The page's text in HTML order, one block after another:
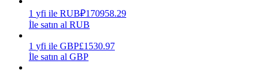
Günlük rekabetçi ödüller kazanın
1 yfi ile RUB₽170958.29
İle satın al RUB
1 yfi ile GBP£1530.97
İle satın al GBP